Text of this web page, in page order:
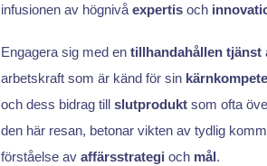
infusionen av högnivå expertisoch
Engagera sig med en tillhandahållen tjänst
arbetskraft som är känd för sin
och dess bidrag till slutproduktsom ofta
den här resan, betonar vikten av tydlig
förståelse av affärsstrategi och mål .